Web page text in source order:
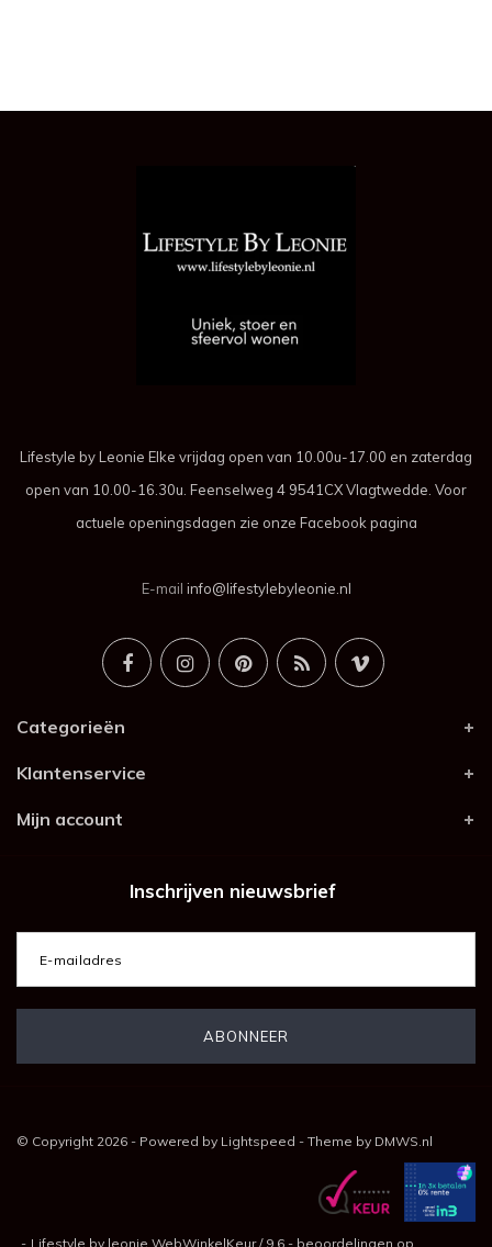
Lifestyle by Leonie Elke vrijdag open van 10.00u-17.00 en zaterdag
open van 10.00-16.30u. Feenselweg 4 9541CX Vlagtwedde. Voor
actuele openingsdagen zie onze Facebook pagina
E-mail info@lifestylebyleonie.nl
Categorieën
Klantenservice
Mijn account
Inschrijven nieuwsbrief
© Copyright 2026 - Powered by Lightspeed - Theme by DMWS.nl
- Lifestyle by leonie WebWinkelKeur/ 9.6 - beoordelingen op